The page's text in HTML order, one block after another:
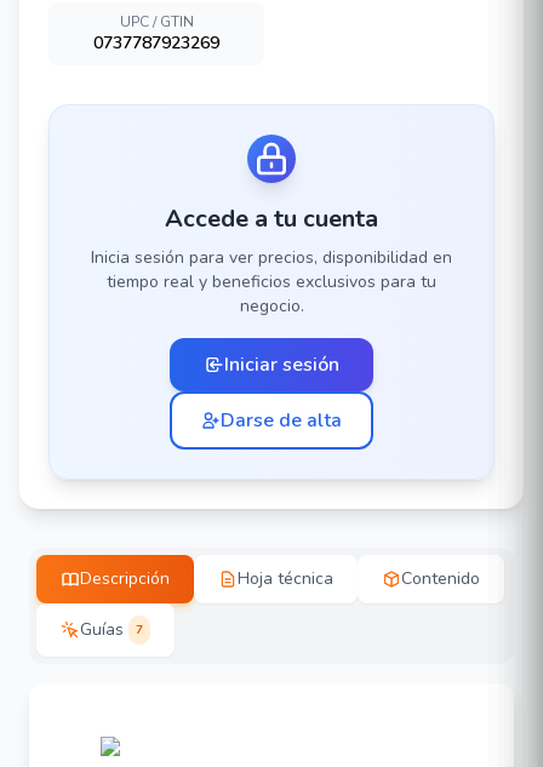
UPC / GTIN
0737787923269
Accede a tu cuenta
Inicia sesión para ver precios, disponibilidad en
tiempo real y beneficios exclusivos para tu
negocio.
Iniciar sesión
Darse de alta
Descripción Hoja técnica Contenido
Guías 7